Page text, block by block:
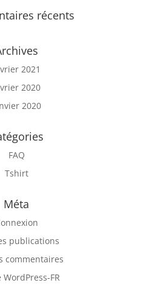
récents
2021
2020
2020
FAQ
Tshirt
Méta
publications
commentaires
WordPress-FR